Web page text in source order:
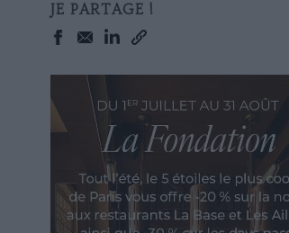
JE PARTAGE !